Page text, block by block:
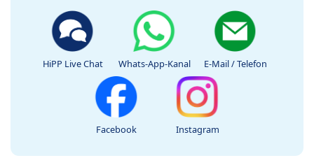
HiPP Live Chat Whats-App-Kanal E-Mail / Telefon
Facebook Instagram